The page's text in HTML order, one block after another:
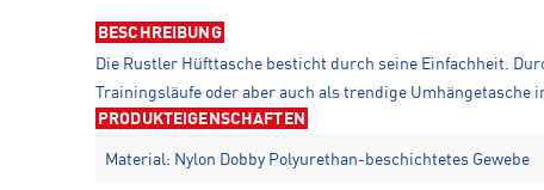
BESCHREIBUNG
Die Rustler Hüfttasche besticht durch seine Einfachheit.
Trainingsläufe oder aber auch als trendige Umhängetasche
PRODUKTEIGENSCHAFTEN
Material: Nylon Dobby Polyurethan-beschichtetes Gewebe